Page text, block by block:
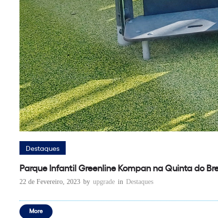
Destaques
Parque Infantil Greenline Kompan na Quinta do
22 de Fevereiro, 2023 by upgrade in Destaques
More